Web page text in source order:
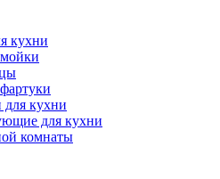
кухни
для кухни
для кухни
комнаты